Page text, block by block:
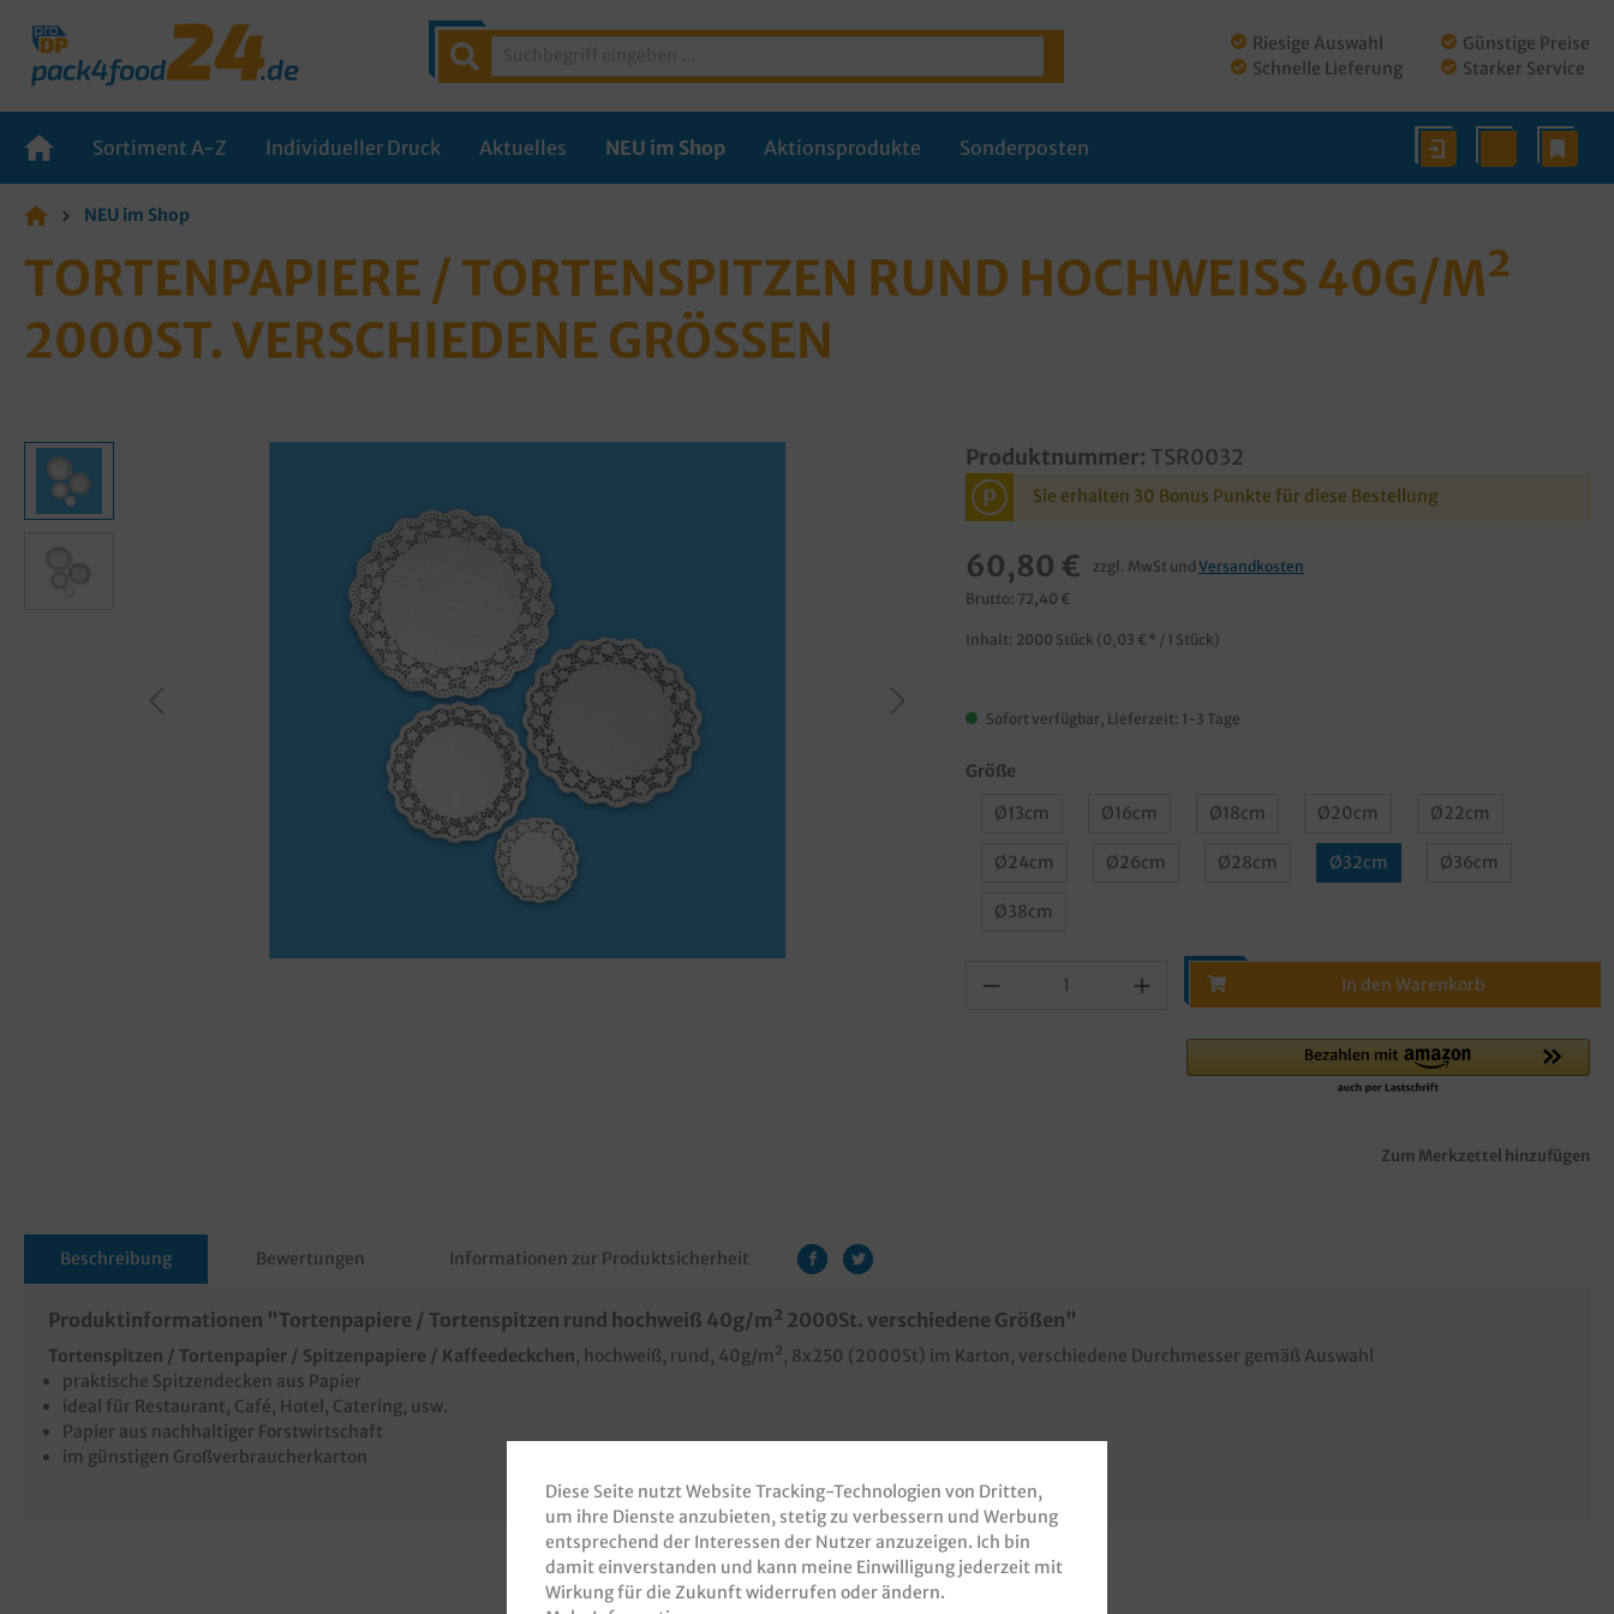
Riesige Auswahl
Schnelle Lieferung
Günstige Preise
Starker Service
Sortiment A-Z Individueller Druck Aktuelles NEU im Shop Aktionsprodukte Sonderposten
NEU im Shop
TORTENPAPIERE / TORTENSPITZEN RUND HOCHWEISS 40G/M² 2
000ST. VERSCHIEDENE GRÖSSEN
Produktnummer: TSR0032
P Sie erhalten 30 Bonus Punkte für diese Bestellung
60,80 € zzgl. MwSt und Versandkosten
Brutto: 72,40 €
Inhalt: 2000 Stück (0,03 €* / 1 Stück)
Sofort verfügbar, Lieferzeit: 1-3 Tage
Größe
Ø13cm
Ø16cm Ø18cm Ø20cm Ø22cm
Ø24cm Ø26cm Ø28cm Ø32cm Ø36cm
Ø38cm
In den Warenkorb
Zum Merkzettel hinzufügen
Beschreibung Bewertungen Informationen zur Produktsicherheit
Produktinformationen "Tortenpapiere / Tortenspitzen rund hochweiß 40g/m² 2000St. verschiedene Größen"
Tortenspitzen / Tortenpapier / Spitzenpapiere / Kaffeedeckchen , hochweiß, rund, 40g/m², 8x250 (2000St) im Karton, verschiedene Durchmesser gemäß Auswahl
praktische Spitzendecken aus Papier
ideal für Restaurant, Café, Hotel, Catering, usw.
Papier aus nachhaltiger Forstwirtschaft
im günstigen Großverbraucherkarton
Diese Seite nutzt Website Tracking-Technologien von Dritten,
um ihre Dienste anzubieten, stetig zu verbessern und Werbung
entsprechend der Interessen der Nutzer anzuzeigen. Ich bin
damit einverstanden und kann meine Einwilligung jederzeit mit
Wirkung für die Zukunft widerrufen oder ändern.